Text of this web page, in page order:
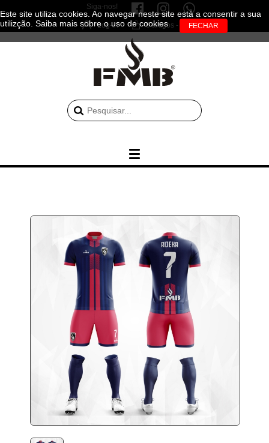
Siga-nos!
Log-in 0 artigos - 0.00€
Este site utiliza cookies. Ao navegar neste site está a consentir a sua
utilizção. Saiba mais sobre o uso de cookies